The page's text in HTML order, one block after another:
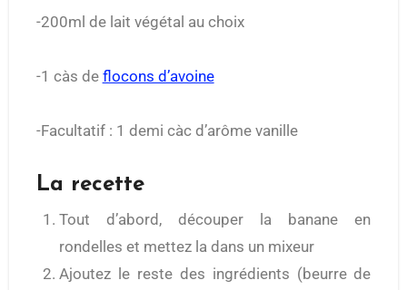
-200ml de lait végétal au choix
-1 càs de flocons d’avoine
-Facultatif : 1 demi càc d’arôme vanille
La recette
Tout d’abord, découper la banane en
rondelles et mettez la dans un mixeur
Ajoutez le reste des ingrédients (beurre de